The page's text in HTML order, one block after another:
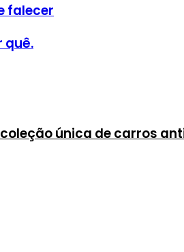
falecer
quê.
única de carros